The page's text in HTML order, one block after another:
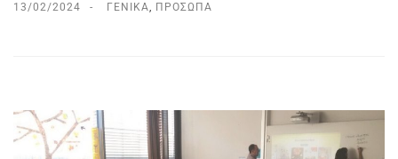
13/02/2024 ΓΕΝΙΚΆ, ΠΡΌΣΩΠΑ